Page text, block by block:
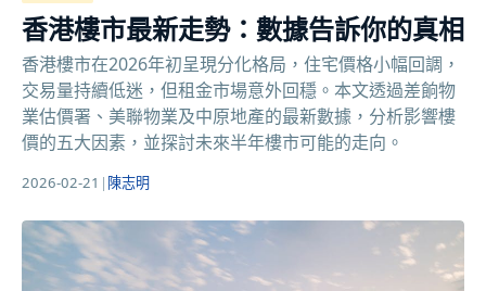
香港樓市最新走勢：數據告訴你的真相
香港樓市在2026年初呈現分化格局，住宅價格小幅回調，
交易量持續低迷，但租金市場意外回穩。本文透過差餉物
業估價署、美聯物業及中原地產的最新數據，分析影響樓
價的五大因素，並探討未來半年樓市可能的走向。
2026-02-21 | 陳志明